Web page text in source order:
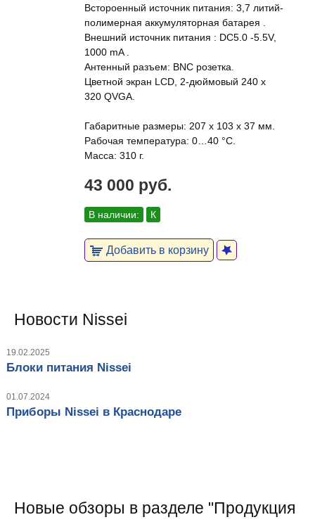
Встороенный источник питания: 3,7 литий-
полимерная аккумуляторная батарея .
Внешний источник питания : DC5.0 -5.5V,
1000 mA .
Антенный разъем: BNC розетка.
Цветной экран LCD, 2-дюймовый 240 х
320 QVGA.
Габаритные размеры: 207 х 103 х 37 мм.
Рабочая температура: 0…40 °C.
Масса: 310 г.
43 000 руб.
В наличии: К
Добавить в корзину
Новости Nissei
19.02.2025
Блоки питания Nissei
01.07.2024
Приборы Nissei в Краснодаре
Новые обзоры в разделе "Продукция